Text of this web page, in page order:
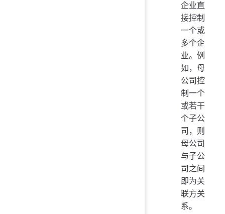
企业直
接控制
一个或
多个企
业。例
如，母
公司控
制一个
或若干
个子公
司，则
母公司
与子公
司之间
即为关
联方关
系。